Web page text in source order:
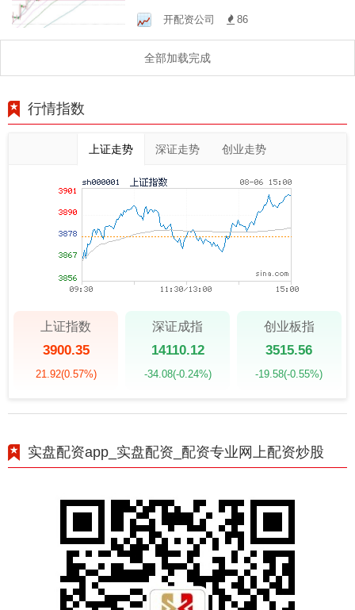
配资，助您牛气冲天！
开配资公司 86
全部加载完成
行情指数
上证走势 深证走势 创业走势
上证指数
3900.35
21.92(0.57%)
深证成指
14110.12
-34.08(-0.24%)
创业板指
3515.56
-19.58(-0.55%)
实盘配资app_实盘配资_配资专业网上配资炒股